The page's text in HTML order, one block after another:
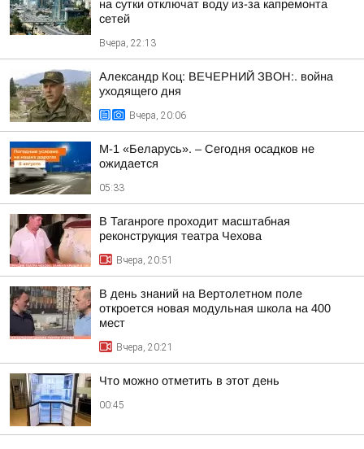
на сутки отключат воду из-за капремонта
сетей
Вчера, 22:13
Александр Коц: ВЕЧЕРНИЙ ЗВОН:. война
уходящего дня
Вчера, 20:06
М-1 «Беларусь». – Сегодня осадков не
ожидается
05:33
В Таганроге проходит масштабная
реконструкция театра Чехова
Вчера, 20:51
В день знаний на Вертолетном поле
откроется новая модульная школа на 400
мест
Вчера, 20:21
Что можно отметить в этот день
00:45